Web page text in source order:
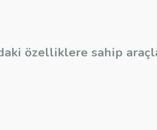
özelliklere sahip